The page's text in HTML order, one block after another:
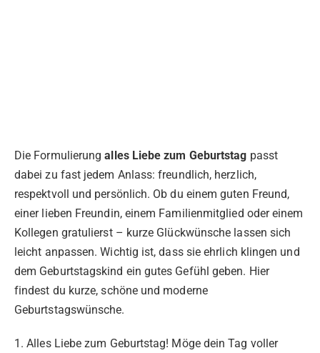
Die Formulierungalles Liebe zum Geburtstag passt
dabei zu fast jedem Anlass: freundlich, herzlich,
respektvoll und persönlich. Ob du einem guten Freund,
einer lieben Freundin, einem Familienmitglied oder einem
Kollegen gratulierst – kurze Glückwünsche lassen sich
leicht anpassen. Wichtig ist, dass sie ehrlich klingen und
dem Geburtstagskind ein gutes Gefühl geben. Hier
findest du kurze, schöne und moderne
Geburtstagswünsche.
1. Alles Liebe zum Geburtstag! Möge dein Tag voller